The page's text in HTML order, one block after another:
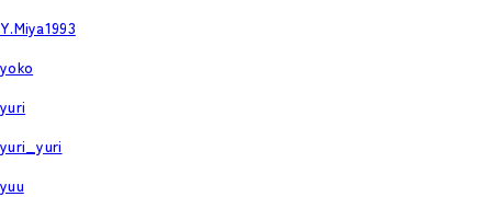
Y.Miya1993
yoko
yuri
yuri_yuri
yuu